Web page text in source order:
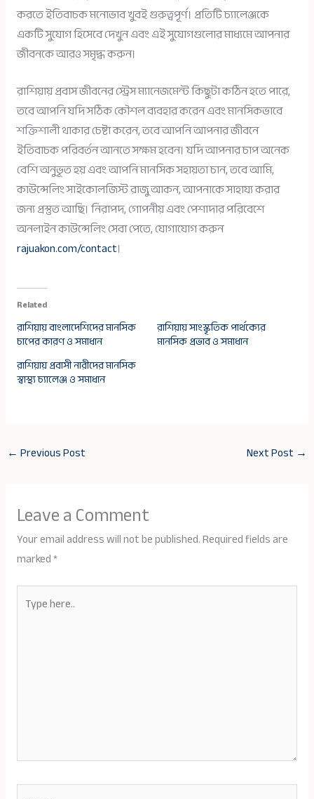
করতে ইতিবাচক মনোভাব খুবই গুরুত্বপূর্ণ। প্রতিটি চ্যালেঞ্জকে
একটি সুযোগ হিসেবে দেখুন এবং এই সুযোগগুলোর মাধ্যমে আপনার
জীবনকে আরও সমৃদ্ধ করুন।
রাশিয়ায় প্রবাস জীবনের স্ট্রেস ম্যানেজমেন্ট কিছুটা কঠিন হতে পারে,
তবে আপনি যদি সঠিক কৌশল ব্যবহার করেন এবং মানসিকভাবে
শক্তিশালী থাকার চেষ্টা করেন, তবে আপনি আপনার জীবনে
ইতিবাচক পরিবর্তন আনতে সক্ষম হবেন। যদি আপনার চাপ অনেক
বেশি অনুভূত হয় এবং আপনি মানসিক সহায়তা চান, তবে আমি,
কাউন্সেলিং সাইকোলজিস্ট রাজু আকন, আপনাকে সাহায্য করার
জন্য প্রস্তুত আছি। নিরাপদ, গোপনীয় এবং পেশাদার পরিবেশে
অনলাইন কাউন্সেলিং সেবা পেতে, যোগাযোগ করুন
rajuakon.com/contact।
Related
রাশিয়ায় বাংলাদেশিদের মানসিক
চাপের কারণ ও সমাধান
রাশিয়ায় সাংস্কৃতিক পার্থক্যের
মানসিক প্রভাব ও সমাধান
রাশিয়ায় প্রবাসী নারীদের মানসিক
স্বাস্থ্য চ্যালেঞ্জ ও সমাধান
← Previous Post Next Post →
Leave a Comment
Your email address will not be published.Required fields are
marked*
here..